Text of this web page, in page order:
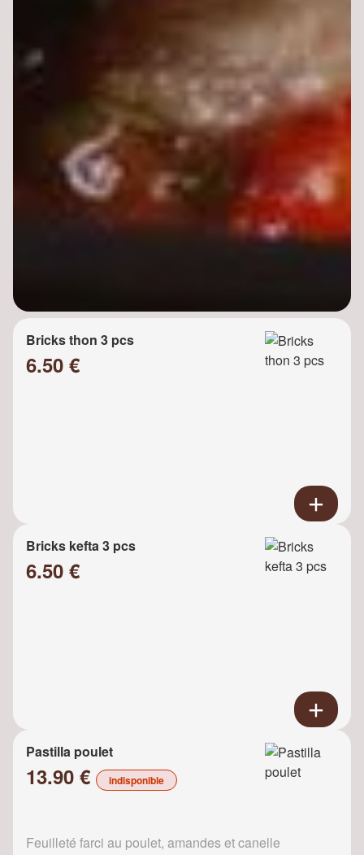
Bricks thon 3 pcs
6.50 €
Bricks kefta 3 pcs
6.50 €
Pastilla poulet
13.90 € indisponible
Feuilleté farci au poulet, amandes et canelle